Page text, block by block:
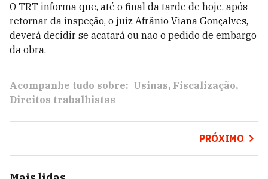
O TRT informa que, até o final da tarde de hoje, após
retornar da inspeção, o juiz Afrânio Viana Gonçalves,
deverá decidir se acatará ou não o pedido de embargo
da obra.
Acompanhe tudo sobre: Usinas Fiscalização
Direitos trabalhistas
PRÓXIMO